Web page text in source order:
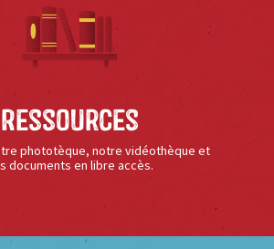
Ressources
phototèque, notre vidéothèque et
documents en libre accès.